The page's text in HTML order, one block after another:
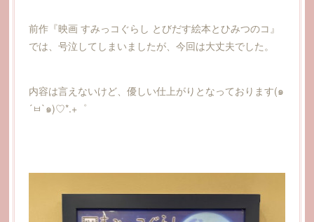
前作『映画 すみっコぐらし とびだす絵本とひみつのコ』
では、号泣してしまいましたが、今回は大丈夫でした。
内容は言えないけど、優しい仕上がりとなっております(๑
´ㅂ`๑)♡*.+゜